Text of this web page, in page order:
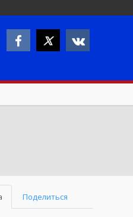
Поделиться